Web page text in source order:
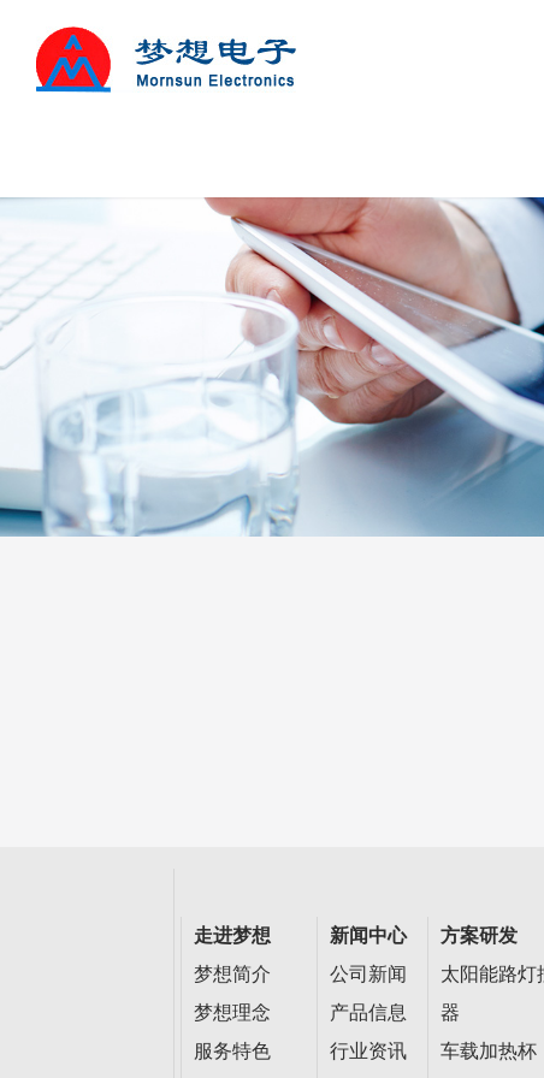
走进梦想
梦想简介
梦想理念
服务特色
新闻中心
公司新闻
产品信息
行业资讯
方案研发
太阳能路灯
器
车载加热杯